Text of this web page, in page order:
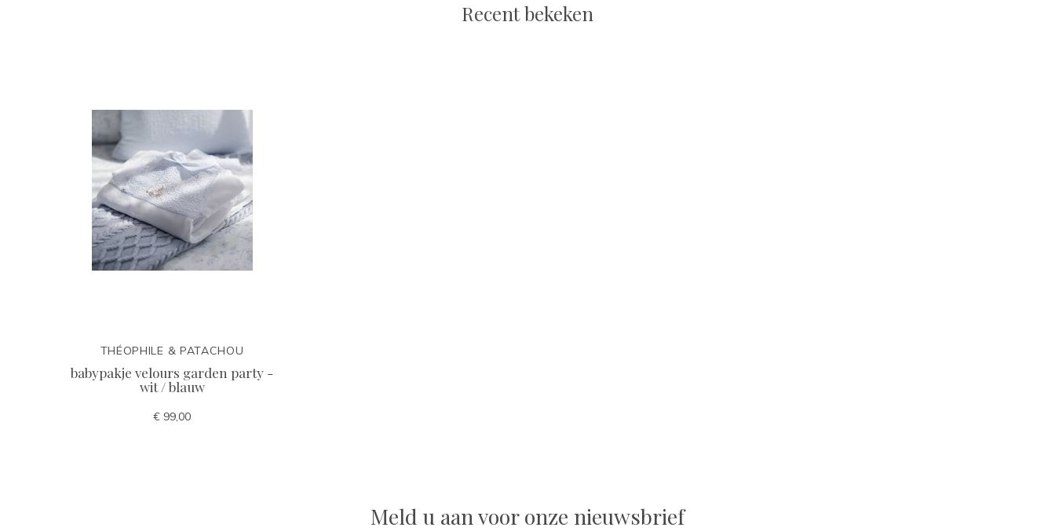
Recent bekeken
THÉOPHILE & PATACHOU
babypakje velours garden party -
wit / blauw
€ 99,00
Meld u aan voor onze nieuwsbrief